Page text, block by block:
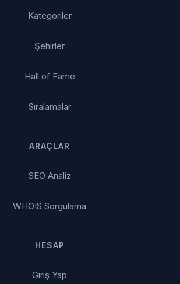
Kategoriler
Şehirler
Hall of Fame
Sıralamalar
ARAÇLAR
SEO Analiz
WHOIS Sorgulama
HESAP
Giriş Yap